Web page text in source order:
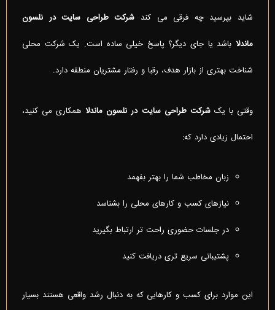
شاید بپرسید چه فرقی می کند شرکت طراحی سایت در نلسون
ماندلا باشد یا جای دیگر؟ پاسخ خیلی ساده است. یک شرکت محلی
شناخت بهتری از بازار هدف، رقبا و رفتار مشتریان منطقه دارد.
وقتی با یکشرکت طراحی سایت در نلسون ماندلا همکاری می کنید،
احتمال زیادی دارد که:
زبان مخاطب شما را بهتر بفهمد
نیازهای کسب و کارهای محلی را بشناسد
در جلسات حضوری راحت تر ارتباط بگیرید
پشتیبانی سریع تری دریافت کنید
این موارد برای کسب و کارهایی که به دنبال رشد واقعی هستند بسیار